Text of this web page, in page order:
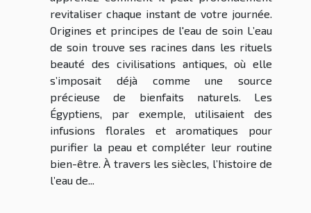
revitaliser chaque instant de votre journée.
Origines et principes de l'eau de soin L’eau
de soin trouve ses racines dans les rituels
beauté des civilisations antiques, où elle
s’imposait déjà comme une source
précieuse de bienfaits naturels. Les
Égyptiens, par exemple, utilisaient des
infusions florales et aromatiques pour
purifier la peau et compléter leur routine
bien-être. À travers les siècles, l’histoire de
l’eau de...